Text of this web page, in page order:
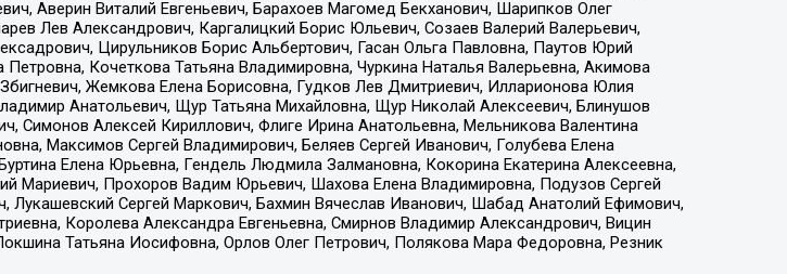
Аверин Виталий Евгеньевич, Барахоев Магомед Бекханович, Шарипков Олег
Лев Александрович, Каргалицкий Борис Юльевич, Созаев Валерий Валерьевич,
Цирульников Борис Альбертович, Гасан Ольга Павловна, Паутов Юрий
Кочеткова Татьяна Владимировна, Чуркина Наталья Валерьевна, Акимова
Жемкова Елена Борисовна, Гудков Лев Дмитриевич, Илларионова Юлия
Анатольевич, Щур Татьяна Михайловна, Щур Николай Алексеевич, Блинушов
Симонов Алексей Кириллович, Флиге Ирина Анатольевна, Мельникова Валентина
Максимов Сергей Владимирович, Беляев Сергей Иванович, Голубева Елена
Елена Юрьевна, Гендель Людмила Залмановна, Кокорина Екатерина Алексеевна,
Мариевич, Прохоров Вадим Юрьевич, Шахова Елена Владимировна, Подузов Сергей
Лукашевский Сергей Маркович, Бахмин Вячеслав Иванович, Шабад Анатолий Ефимович,
Королева Александра Евгеньевна, Смирнов Владимир Александрович, Вицин
Татьяна Иосифовна, Орлов Олег Петрович, Полякова Мара Федоровна, Резник